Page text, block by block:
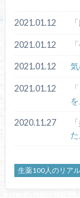
2021.01.12
2021.01.12
2021.01.12
2021.01.12
を
2020.11.27
た
生薬100人のリアル